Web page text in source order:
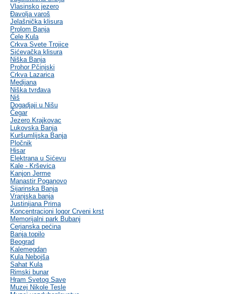
Vlasinsko jezero
Đavolja varoš
Jelašnička klisura
Prolom Banja
Ćele Kula
Crkva Svete Trojice
Sićevačka klisura
Niška Banja
Prohor Pčinjski
Crkva Lazarica
Medijana
Niška tvrđava
Niš
Dogadjaji u Nišu
Čegar
Jezero Krajkovac
Lukovska Banja
Kuršumlijska Banja
Pločnik
Hisar
Elektrana u Sićevu
Kale - Krševica
Kanjon Jerme
Manastir Poganovo
Sijarinska Banja
Vranjska banja
Justinijana Prima
Koncentracioni logor Crveni krst
Memorijalni park Bubanj
Cerjanska pećina
Banja topilo
Beograd
Kalemegdan
Kula Nebojša
Sahat Kula
Rimski bunar
Hram Svetog Save
Muzej Nikole Tesle